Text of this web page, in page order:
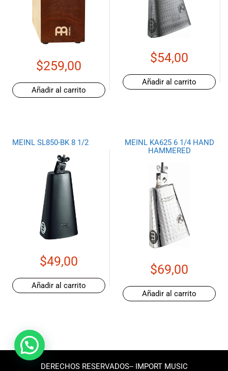
$259,00
Añadir al carrito
$54,00
Añadir al carrito
MEINL SL850-BK 8 1/2
$49,00
Añadir al carrito
MEINL KA625 6 1/4 HAND
HAMMERED
$69,00
Añadir al carrito
DERECHOS RESERVADOS-- IMPORT MUSIC